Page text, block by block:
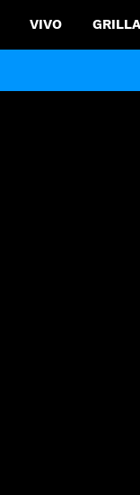
VIVO GRILLA